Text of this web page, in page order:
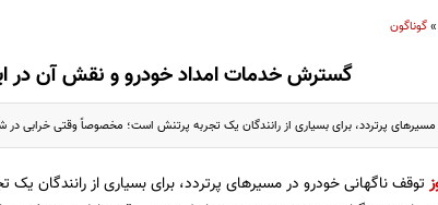
گوناگون
گسترش خدمات امداد خودرو و نقش آن در
مسیرهای پرتردد، برای بسیاری از رانندگان یک تجربه پرتنش است؛ مخصوصاً وقتی خرابی در
توقف ناگهانی خودرو در مسیرهای پرتردد، برای بسیاری از